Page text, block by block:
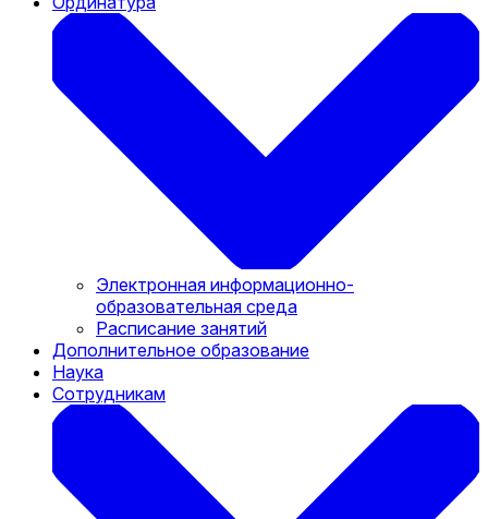
Электронная информационно-
образовательная среда
Расписание занятий
Дополнительное образование
Наука
Сотрудникам